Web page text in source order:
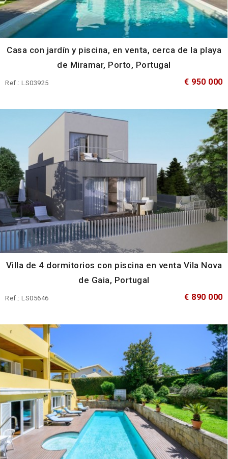
Casa con jardín y piscina, en venta, cerca de la playa
de Miramar, Porto, Portugal
Ref.: LS03925 € 950 000
Villa de 4 dormitorios con piscina en venta Vila Nova
de Gaia, Portugal
Ref.: LS05646 € 890 000